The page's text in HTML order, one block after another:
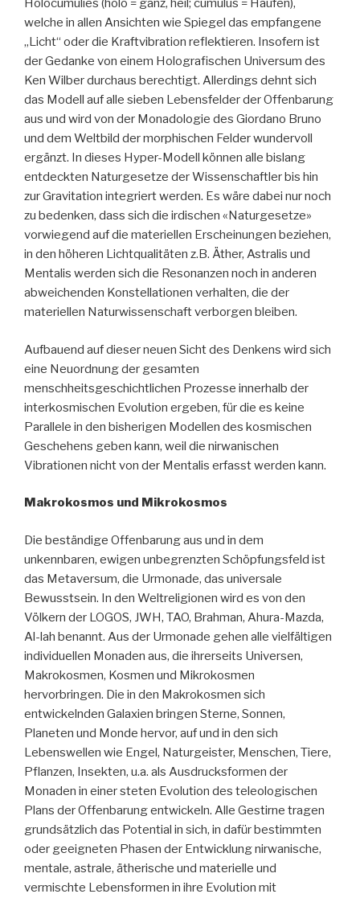
Holocumulies (holo = ganz, heil; cumulus = Haufen),
welche in allen Ansichten wie Spiegel das empfangene
„Licht“ oder die Kraftvibration reflektieren. Insofern ist
der Gedanke von einem Holografischen Universum des
Ken Wilber durchaus berechtigt. Allerdings dehnt sich
das Modell auf alle sieben Lebensfelder der Offenbarung
aus und wird von der Monadologie des Giordano Bruno
und dem Weltbild der morphischen Felder wundervoll
ergänzt. In dieses Hyper-Modell können alle bislang
entdeckten Naturgesetze der Wissenschaftler bis hin
zur Gravitation integriert werden. Es wäre dabei nur noch
zu bedenken, dass sich die irdischen «Naturgesetze»
vorwiegend auf die materiellen Erscheinungen beziehen,
in den höheren Lichtqualitäten z.B. Äther, Astralis und
Mentalis werden sich die Resonanzen noch in anderen
abweichenden Konstellationen verhalten, die der
materiellen Naturwissenschaft verborgen bleiben.
Aufbauend auf dieser neuen Sicht des Denkens wird sich
eine Neuordnung der gesamten
menschheitsgeschichtlichen Prozesse innerhalb der
interkosmischen Evolution ergeben, für die es keine
Parallele in den bisherigen Modellen des kosmischen
Geschehens geben kann, weil die nirwanischen
Vibrationen nicht von der Mentalis erfasst werden kann.
Makrokosmos und Mikrokosmos
Die beständige Offenbarung aus und in dem
unkennbaren, ewigen unbegrenzten Schöpfungsfeld ist
das Metaversum, die Urmonade, das universale
Bewusstsein. In den Weltreligionen wird es von den
Völkern der LOGOS, JWH, TAO, Brahman, Ahura-Mazda,
Al-lah benannt. Aus der Urmonade gehen alle vielfältigen
individuellen Monaden aus, die ihrerseits Universen,
Makrokosmen, Kosmen und Mikrokosmen
hervorbringen. Die in den Makrokosmen sich
entwickelnden Galaxien bringen Sterne, Sonnen,
Planeten und Monde hervor, auf und in den sich
Lebenswellen wie Engel, Naturgeister, Menschen, Tiere,
Pflanzen, Insekten, u.a. als Ausdrucksformen der
Monaden in einer steten Evolution des teleologischen
Plans der Offenbarung entwickeln. Alle Gestirne tragen
grundsätzlich das Potential in sich, in dafür bestimmten
oder geeigneten Phasen der Entwicklung nirwanische,
mentale, astrale, ätherische und materielle und
vermischte Lebensformen in ihre Evolution mit